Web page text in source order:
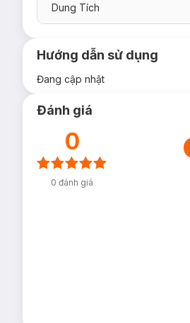
Dung Tích
Hướng dẫn sử dụng
Đang cập nhật
Đánh giá
0
0 đánh giá